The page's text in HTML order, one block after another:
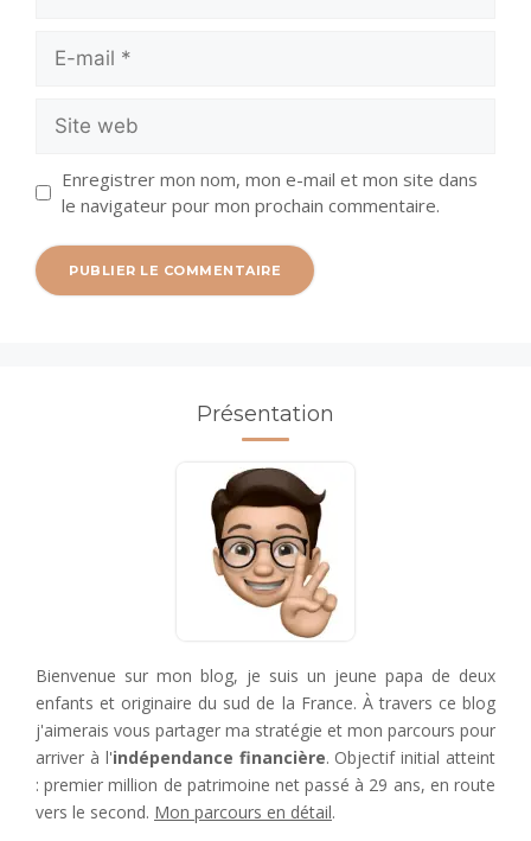
mail
web
Enregistrer mon nom, mon e-mail et mon site dans
le navigateur pour mon prochain commentaire.
Présentation
Bienvenue sur mon blog, je suis un jeune papa de deux
enfants et originaire du sud de la France. À travers ce blog
j'aimerais vous partager ma stratégie et mon parcours pour
arriver à l'indépendance financière. Objectif initial atteint
: premier million de patrimoine net passé à 29 ans, en route
vers le second. Mon parcours en détail.